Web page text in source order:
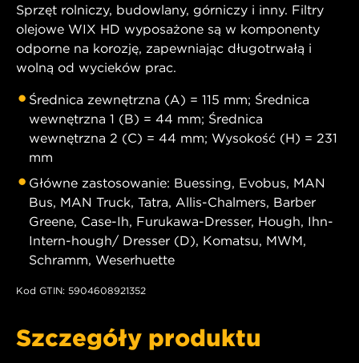
Sprzęt rolniczy, budowlany, górniczy i inny. Filtry
olejowe WIX HD wyposażone są w komponenty
odporne na korozję, zapewniając długotrwałą i
wolną od wycieków prac.
Średnica zewnętrzna (A) = 115 mm; Średnica
wewnętrzna 1 (B) = 44 mm; Średnica
wewnętrzna 2 (C) = 44 mm; Wysokość (H) = 231
mm
Główne zastosowanie: Buessing, Evobus, MAN
Bus, MAN Truck, Tatra, Allis-Chalmers, Barber
Greene, Case-Ih, Furukawa-Dresser, Hough, Ihn-
Intern-hough/ Dresser (D), Komatsu, MWM,
Schramm, Weserhuette
Kod GTIN: 5904608921352
Szczegóły produktu